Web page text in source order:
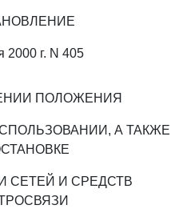
2000 г. N 405
ПОЛОЖЕНИЯ
А ТАКЖЕ
СЕТЕЙ И СРЕДСТВ